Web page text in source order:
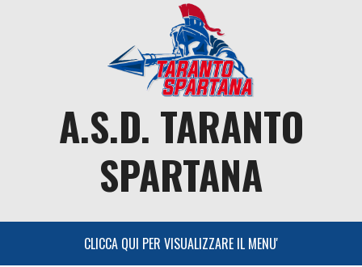
A.S.D. TARANTO
SPARTANA